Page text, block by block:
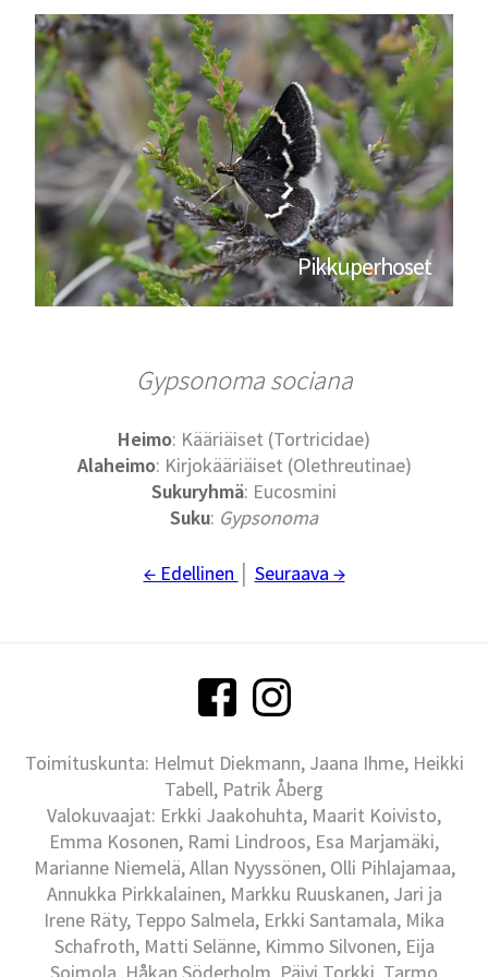
Pikkuperhoset
Gypsonoma sociana
Heimo: Kääriäiset (Tortricidae)
Alaheimo: Kirjokääriäiset (Olethreutinae)
Sukuryhmä: Eucosmini
Suku: Gypsonoma
← Edellinen Seuraava →
Toimituskunta: Helmut Diekmann, Jaana Ihme, Heikki
Tabell, Patrik Åberg
Valokuvaajat: Erkki Jaakohuhta, Maarit Koivisto,
Emma Kosonen, Rami Lindroos, Esa Marjamäki,
Marianne Niemelä, Allan Nyyssönen, Olli Pihlajamaa,
Annukka Pirkkalainen, Markku Ruuskanen, Jari ja
Irene Räty, Teppo Salmela, Erkki Santamala, Mika
Schafroth, Matti Selänne, Kimmo Silvonen, Eija